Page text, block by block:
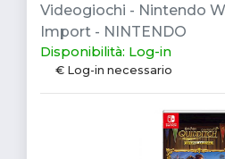
Videogiochi - Nintendo
Import - NINTENDO
Disponibilità: Log-in
€ Log-in necessario